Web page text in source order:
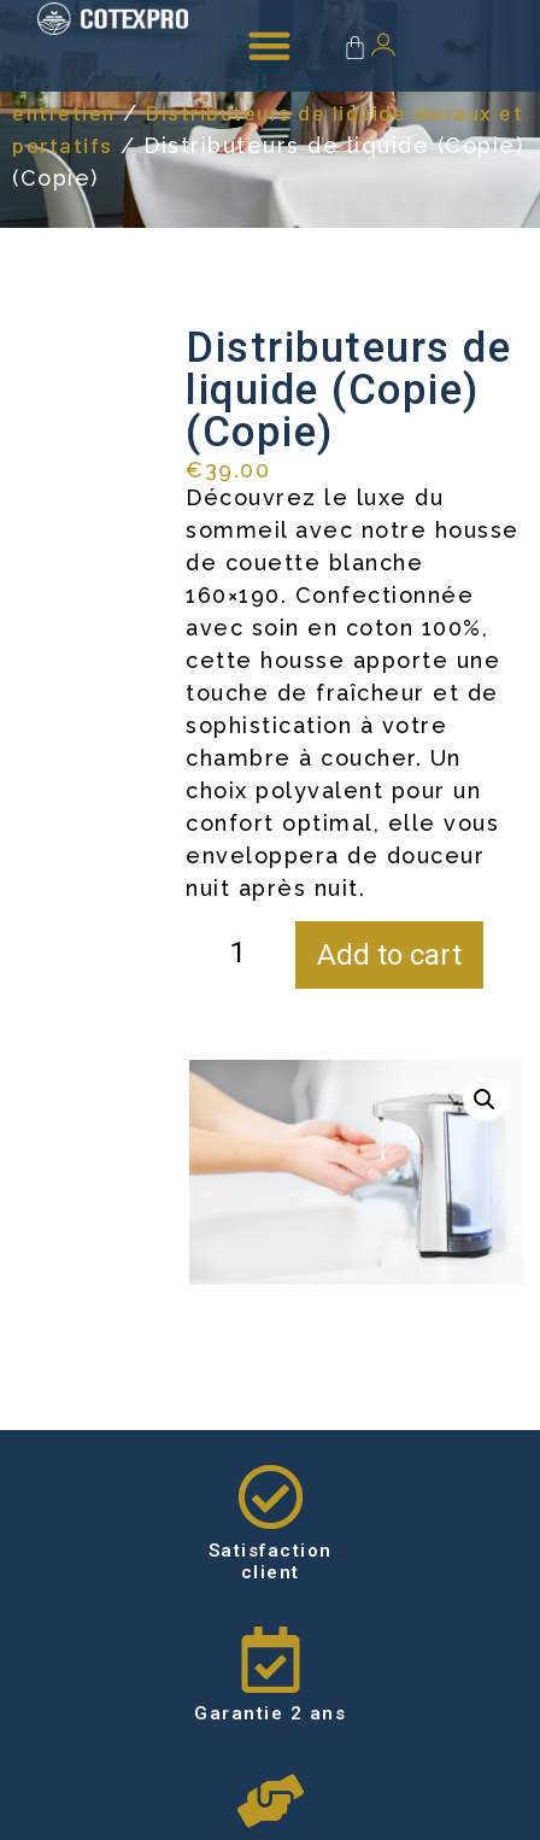
/
entretien/Distributeurs de liquide muraux et
portatifs / Distributeurs de liquide (Copie)
(Copie)
Distributeurs de
liquide (Copie)
(Copie)
€39.00
Découvrez le luxe du
sommeil avec notre housse
de couette blanche
160×190. Confectionnée
avec soin en coton 100%,
cette housse apporte une
touche de fraîcheur et de
sophistication à votre
chambre à coucher. Un
choix polyvalent pour un
confort optimal, elle vous
enveloppera de douceur
nuit après nuit.
Add to cart
Satisfaction
client
Garantie 2 ans